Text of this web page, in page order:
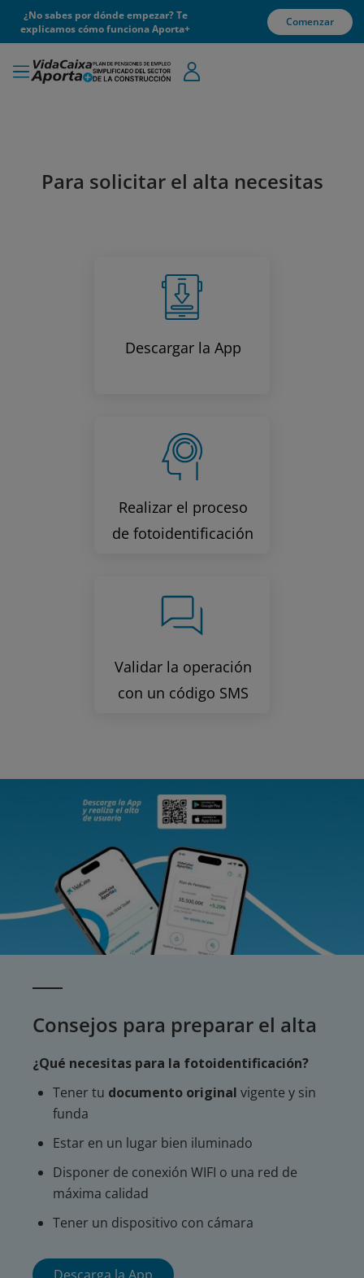
¿No sabes por dónde empezar? Te
explicamos cómo funciona Aporta+
Comenzar
Para solicitar el alta necesitas
Descargar la App
Realizar el proceso
de fotoidentificación
Validar la operación
con un código SMS
Consejos para preparar el alta
¿Qué necesitas para la fotoidentificación?
Tener tu documento original vigente y sin
funda
Estar en un lugar bien iluminado
Disponer de conexión WIFI o una red de
máxima calidad
Tener un dispositivo con cámara
Descarga la App